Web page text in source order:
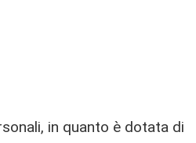
in quanto è dotata di